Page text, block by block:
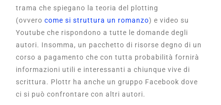
trama che spiegano la teoria del plotting
(ovverocome si struttura un romanzo) e video su
Youtube che rispondono a tutte le domande degli
autori. Insomma, un pacchetto di risorse degno di un
corso a pagamento che con tutta probabilità fornirà
informazioni utili e interessanti a chiunque vive di
scrittura. Plottr ha anche un gruppo Facebook dove
ci si può confrontare con altri autori.